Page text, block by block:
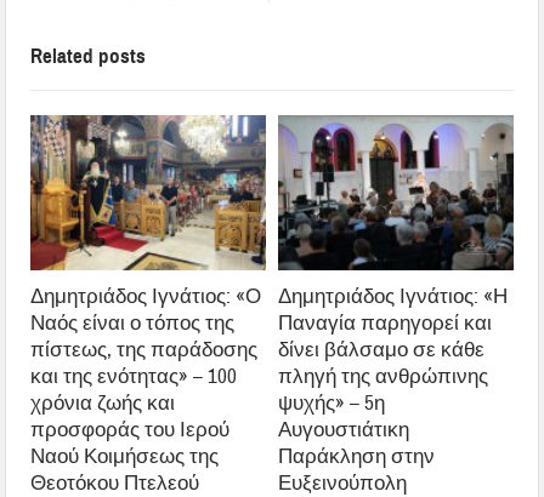
Related posts
Δημητριάδος Ιγνάτιος: «Ο
Ναός είναι ο τόπος της
πίστεως, της παράδοσης
και της ενότητας» – 100
χρόνια ζωής και
προσφοράς του Ιερού
Ναού Κοιμήσεως της
Θεοτόκου Πτελεού
Δημητριάδος Ιγνάτιος: «Η
Παναγία παρηγορεί και
δίνει βάλσαμο σε κάθε
πληγή της ανθρώπινης
ψυχής» – 5η
Αυγουστιάτικη
Παράκληση στην
Ευξεινούπολη